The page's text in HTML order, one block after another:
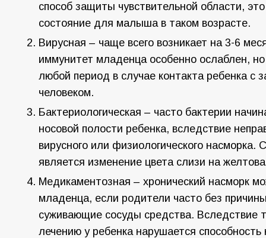
способ защиты чувствительной области,
состояние для малыша в таком возрасте.
Вирусная – чаще всего возникает на 3-6
иммунитет младенца особенно ослаблен,
любой период в случае контакта ребенка с
человеком.
Бактериологическая – часто бактерии
носовой полости ребенка, вследствие
вирусного или физиологического насморка.
является изменение цвета слизи на
Медикаментозная – хронический насморк
младенца, если родители часто без
суживающие сосуды средства. Вследствие
лечению у ребенка нарушается способность